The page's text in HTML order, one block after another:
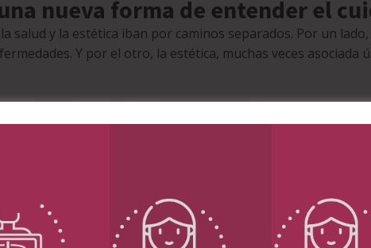
nueva forma de entender el
salud y la estética iban por caminos separados. Por un
Y por el otro, la estética, muchas veces asociada